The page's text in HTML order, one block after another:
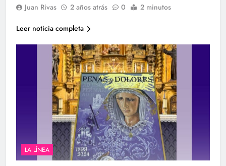
Juan Rivas 2 años atrás 0 2 minutos
Leer noticia completa
LA LÍNEA